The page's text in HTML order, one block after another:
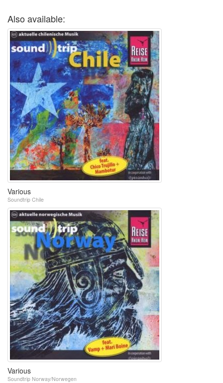
Also available:
Various
Soundtrip Chile
Various
Soundtrip Norway/Norwegen